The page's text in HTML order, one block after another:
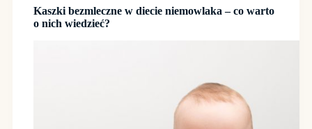
Kaszki bezmleczne w diecie niemowlaka – co warto
o nich wiedzieć?